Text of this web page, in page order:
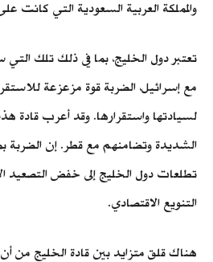
والمملكة العربية السعودية التي كانت
تعتبر دول الخليج، بما في ذلك تلك
مع إسرائيل، الضربة قوة مزعزعة
لسيادتها واستقرارها. وقد أعرب قادة
الشديدة وتضامنهم مع قطر. إن الضربة
تطلعات دول الخليج إلى خفض التصعيد
التنويع الاقتصادي.
هناك قلق متزايد بين قادة الخليج من